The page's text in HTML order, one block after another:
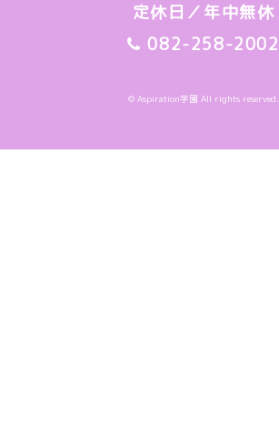
定休日／年中無休
082-258-2002
© Aspiration学園 All rights reserved.